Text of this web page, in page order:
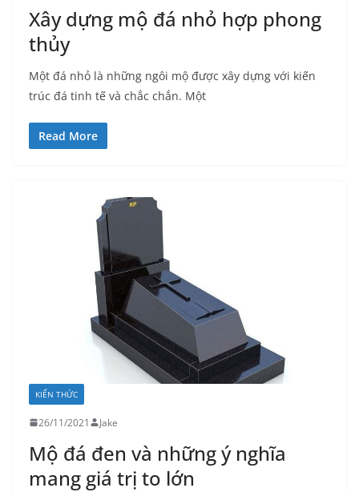
Xây dựng mộ đá nhỏ hợp phong
thủy
Một đá nhỏ là những ngôi mộ được xây dựng với kiến
trúc đá tinh tế và chắc chắn. Một
Read More
KIẾN THỨC
26/11/2021 Jake
Mộ đá đen và những ý nghĩa
mang giá trị to lớn